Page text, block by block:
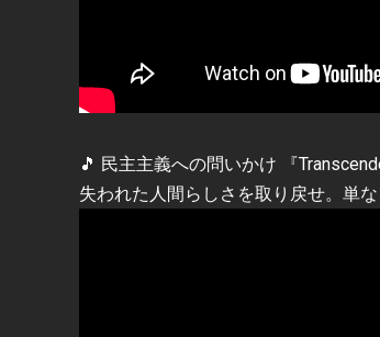
🎵 民主主義への問いかけ 『
失われた人間らしさを取り戻せ。単